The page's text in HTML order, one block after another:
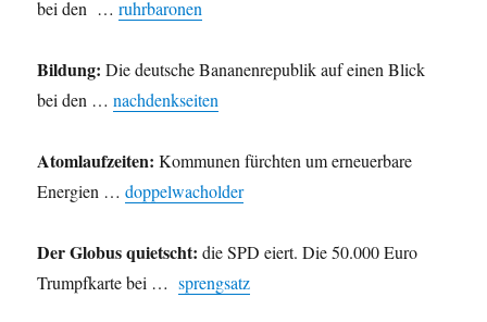
bei den …ruhrbaronen
Bildung: Die deutsche Bananenrepublik auf einen Blick
bei den …nachdenkseiten
Atomlaufzeiten: Kommunen fürchten um erneuerbare
Energien …doppelwacholder
Der Globus quietscht: die SPD eiert. Die 50.000 Euro
Trumpfkarte bei …sprengsatz